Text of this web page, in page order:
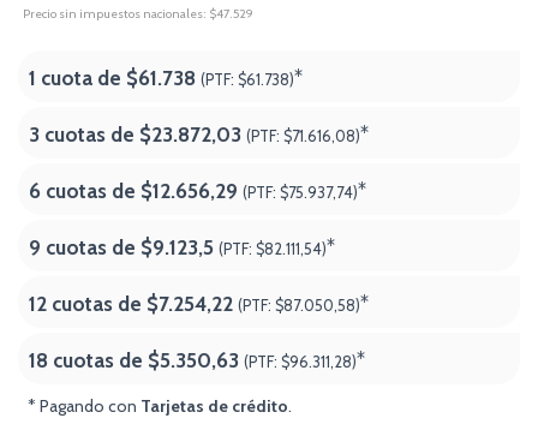
Precio sin impuestos nacionales: $47.529
1 cuota de $61.738 (PTF: $61.738)*
3 cuotas de $23.872,03 (PTF: $71.616,08)*
6 cuotas de $12.656,29 (PTF: $75.937,74)*
9 cuotas de $9.123,5 (PTF: $82.111,54)*
12 cuotas de $7.254,22 (PTF: $87.050,58)*
18 cuotas de $5.350,63 (PTF: $96.311,28)*
* Pagando con Tarjetas de crédito.